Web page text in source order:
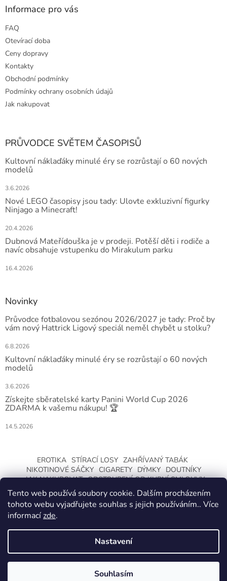
Tento web používá soubory cookie. Dalším procházením
tohoto webu vyjadřujete souhlas s jejich používáním.. Více
informacízde.
Nastavení
Souhlasím
VÍCE.
Informace pro vás
FAQ
Otevírací doba
Ceny dopravy
Kontakty
Obchodní podmínky
Podmínky ochrany osobních údajů
Jak nakupovat
PRŮVODCE SVĚTEM ČASOPISŮ
Kultovní náklaďáky minulé éry se rozrůstají o 60 nových
modelů
3.6.2026
Nové LEGO časopisy jsou tady: Ulovte exkluzivní figurky
Ninjago a Minecraft!
20.4.2026
Dubnová Mateřídouška je v prodeji. Potěší děti i rodiče a
navíc obsahuje vstupenku do Mirakulum parku
16.4.2026
Novinky
Průvodce fotbalovou sezónou 2026/2027 je tady: Proč by
vám nový Hattrick Ligový speciál neměl chybět u stolku?
6.8.2026
Kultovní náklaďáky minulé éry se rozrůstají o 60 nových
modelů
3.6.2026
Získejte sběratelské karty Panini World Cup 2026
ZDARMA k vašemu nákupu! 🏆
14.5.2026
EROTIKA STÍRACÍ LOSY ZAHŘÍVANÝ TABÁK
NIKOTINOVÉ SÁČKY CIGARETY DÝMKY
DOUTNÍKY
JAK NAKUPOVAT ODSTOUPENÍ OD KUPNÍ SMLOUVY
Vytvořil Shoptet
CeskaTrafika.com. Všechna práva vyhrazena.